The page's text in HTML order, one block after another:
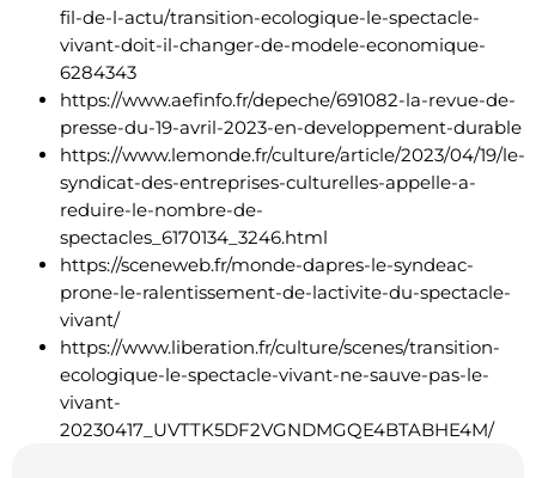
fil-de-l-actu/transition-ecologique-le-spectacle-
vivant-doit-il-changer-de-modele-economique-
6284343
https://www.aefinfo.fr/depeche/691082-la-revue-de-
presse-du-19-avril-2023-en-developpement-durable
https://www.lemonde.fr/culture/article/2023/04/19/le-
syndicat-des-entreprises-culturelles-appelle-a-
reduire-le-nombre-de-
spectacles_6170134_3246.html
https://sceneweb.fr/monde-dapres-le-syndeac-
prone-le-ralentissement-de-lactivite-du-spectacle-
vivant/
https://www.liberation.fr/culture/scenes/transition-
ecologique-le-spectacle-vivant-ne-sauve-pas-le-
vivant-
20230417_UVTTK5DF2VGNDMGQE4BTABHE4M/